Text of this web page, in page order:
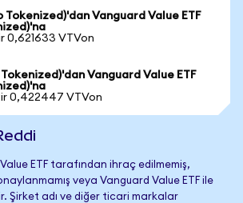
Vanguard Value ETF
0,621633 VTVon
Vanguard Value ETF
0,422447 VTVon
ETF tarafından ihraç edilmemiş,
veya Vanguard Value ETF ile
Şirket adı ve diğer ticari markalar